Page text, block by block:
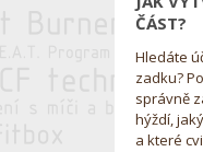
ČÁST?
Hledáte
zadku?
správně
hýždí,
a které